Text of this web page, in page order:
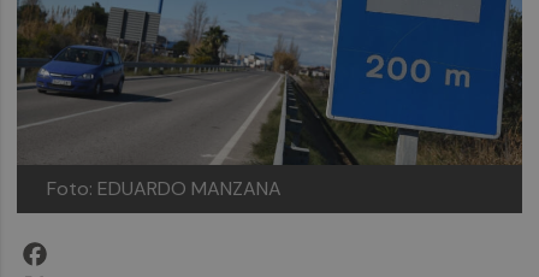
Foto: EDUARDO MANZANA